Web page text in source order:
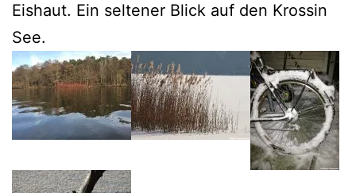
Eishaut. Ein seltener Blick auf den Krossin
See.